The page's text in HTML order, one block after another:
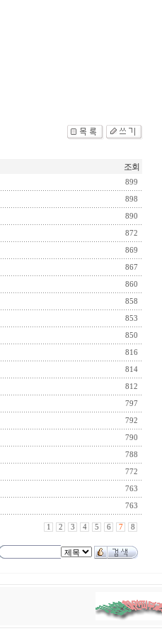
조회
899
898
890
872
869
867
860
858
853
850
816
814
812
797
792
790
788
772
763
763
1 2 3 4 5 6 7 8